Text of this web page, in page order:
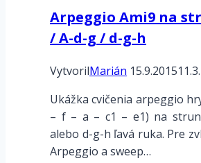
Arpeggio Ami9 na
/ A-d-g / d-g-h
VytvorilMarián 15.9.2015
Ukážka cvičenia arpeggio
– f – a – c1 – e1) na
alebo d-g-h ľavá ruka. Pre
Arpeggio a sweep…